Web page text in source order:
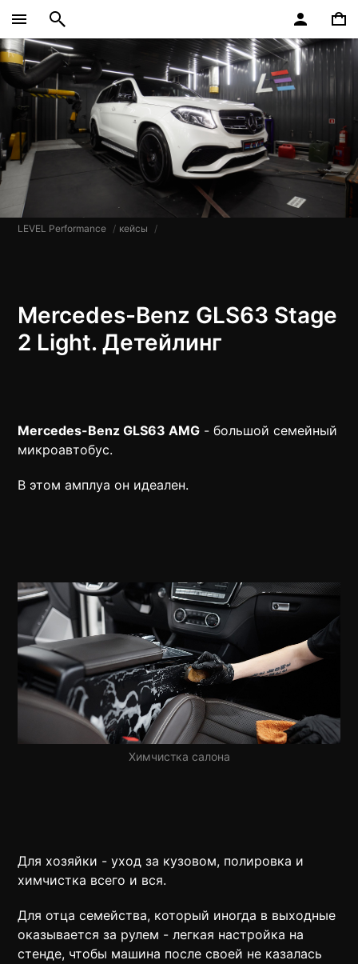
LEVEL Performance кейсы
Mercedes-Benz GLS63 Stage
2 Light. Детейлинг​
Mercedes-Benz GLS63 AMG - большой семейный
микроавтобус.
В этом амплуа он идеален.
Химчистка салона
Для хозяйки - уход за кузовом, полировка и
химчистка всего и вся.
Для отца семейства, который иногда в выходные
оказывается за рулем - легкая настройка на
стенде, чтобы машина после своей не казалась